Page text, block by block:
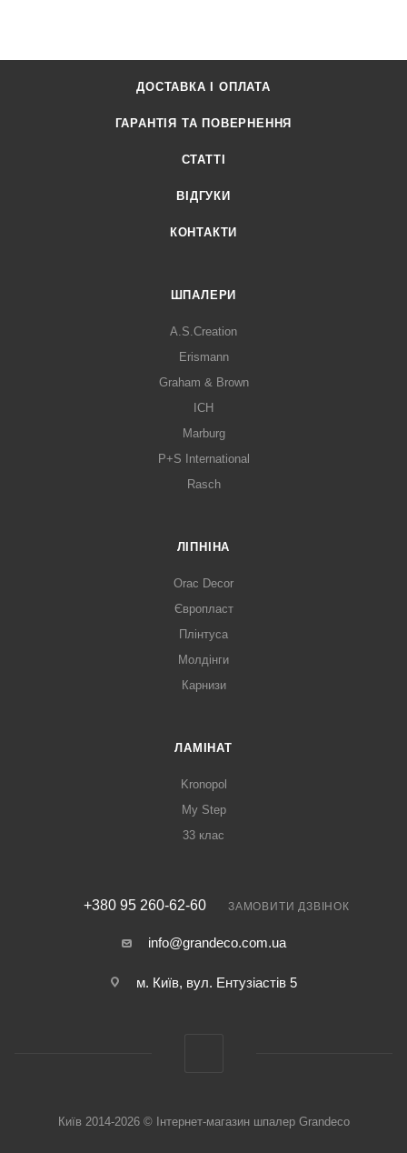
ДОСТАВКА І ОПЛАТА
ГАРАНТІЯ ТА ПОВЕРНЕННЯ
СТАТТІ
ВІДГУКИ
КОНТАКТИ
ШПАЛЕРИ
A.S.Creation
Erismann
Graham & Brown
ICH
Marburg
P+S International
Rasch
ЛІПНІНА
Orac Decor
Європласт
Плінтуса
Молдінги
Карнизи
ЛАМІНАТ
Kronopol
My Step
33 клас
+380 95 260-62-60 ЗАМОВИТИ ДЗВІНОК
info@grandeco.com.ua
м. Київ, вул. Ентузіастів 5
Київ 2014-2026 © Інтернет-магазин шпалер Grandeco